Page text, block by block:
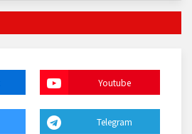
Youtube
Telegram